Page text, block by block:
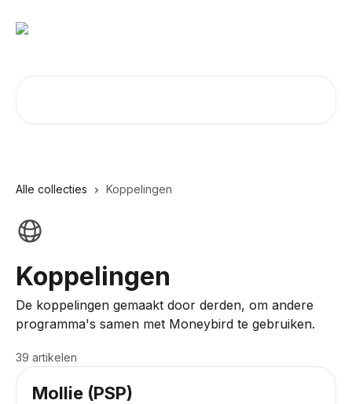
Alle collecties Koppelingen
Koppelingen
De koppelingen gemaakt door derden, om andere
programma's samen met Moneybird te gebruiken.
39 artikelen
Mollie (PSP)